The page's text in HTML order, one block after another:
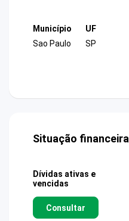
Município
Sao Paulo
UF
SP
Situação financeira
Dívidas ativas e
vencidas
Consultar